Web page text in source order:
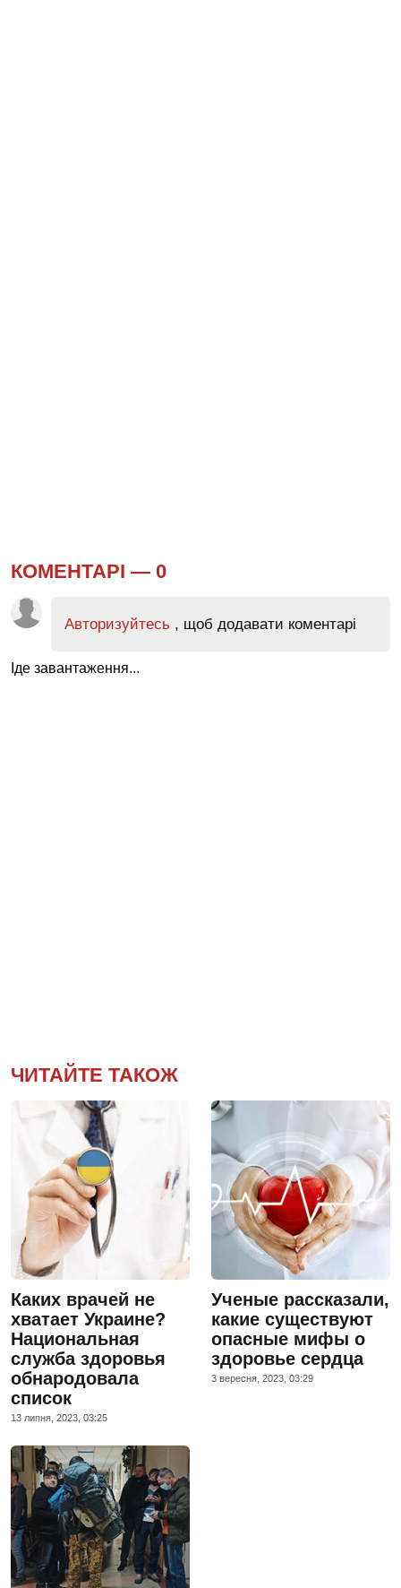
КОМЕНТАРІ — 0
Авторизуйтесь , щоб додавати коментарі
Іде завантаження...
ЧИТАЙТЕ ТАКОЖ
Каких врачей не
хватает Украине?
Национальная
служба здоровья
обнародовала
список
13 липня, 2023, 03:25
Ученые рассказали,
какие существуют
опасные мифы о
здоровье сердца
3 вересня, 2023, 03:29